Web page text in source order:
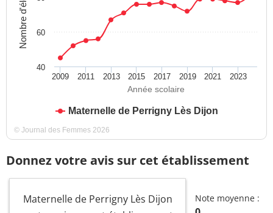
Année scolaire
Nombre d'élèves
Maternelle de Perrigny Lès Dijon
2009 2011 2013 2015 2017 2019 2021 2023
40
60
© Journal des Femmes 2026
Donnez votre avis sur cet établissement
Maternelle de Perrigny Lès Dijon
Note moyenne :